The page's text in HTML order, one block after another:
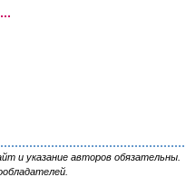
и указание авторов обязательны.